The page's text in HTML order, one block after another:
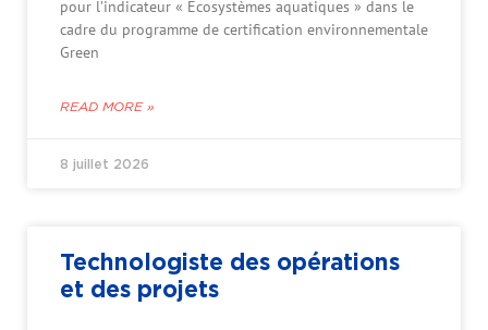
pour l’indicateur « Écosystèmes aquatiques » dans le
cadre du programme de certification environnementale
Green
READ MORE »
8 juillet 2026
Technologiste des opérations
et des projets